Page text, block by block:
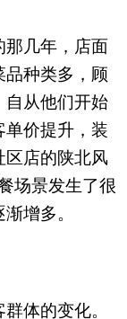
那几年，店面
品种类多，顾
自从他们开始
单价提升，装
区店的陕北风
场景发生了很
增多。
体的变化。